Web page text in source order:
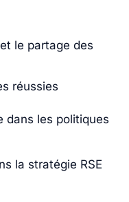
le partage des
réussies
dans les politiques
la stratégie RSE